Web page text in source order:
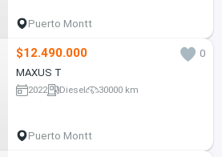
Puerto Montt
$12.490.000
0
MAXUS T
2022 Diesel 30000 km
Puerto Montt